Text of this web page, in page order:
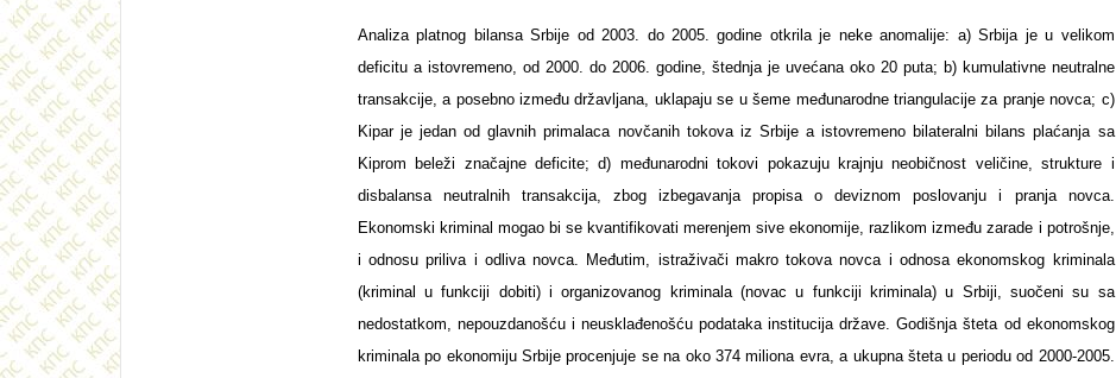
Analiza platnog bilansa Srbije od 2003. do 2005. godine otkrila je neke anomalije: a) Srbija je u velikom
deficitu a istovremeno, od 2000. do 2006. godine, štednja je uvećana oko 20 puta; b) kumulativne neutralne
transakcije, a posebno između državljana, uklapaju se u šeme međunarodne triangulacije za pranje novca; c)
Kipar je jedan od glavnih primalaca novčanih tokova iz Srbije a istovremeno bilateralni bilans plaćanja sa
Kiprom beleži značajne deficite; d) međunarodni tokovi pokazuju krajnju neobičnost veličine, strukture i
disbalansa neutralnih transakcija, zbog izbegavanja propisa o deviznom poslovanju i pranja novca.
Ekonomski kriminal mogao bi se kvantifikovati merenjem sive ekonomije, razlikom između zarade i potrošnje,
i odnosu priliva i odliva novca. Međutim, istraživači makro tokova novca i odnosa ekonomskog kriminala
(kriminal u funkciji dobiti) i organizovanog kriminala (novac u funkciji kriminala) u Srbiji, suočeni su sa
nedostatkom, nepouzdanošću i neusklađenošću podataka institucija države. Godišnja šteta od ekonomskog
kriminala po ekonomiju Srbije procenjuje se na oko 374 miliona evra, a ukupna šteta u periodu od 2000-2005.